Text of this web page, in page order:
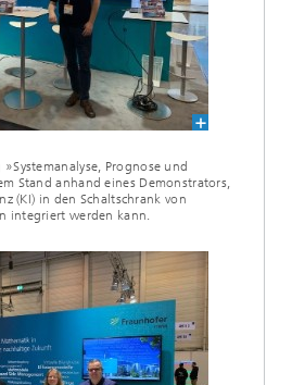
Prognose und
Stand anhand eines Demonstrators,
(KI) in den Schaltschrank von
integriert werden kann.